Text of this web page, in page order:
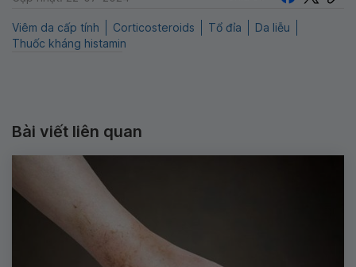
Viêm da cấp tính Corticosteroids Tổ đỉa
Da liễu
Thuốc kháng histamin
Bài viết liên quan